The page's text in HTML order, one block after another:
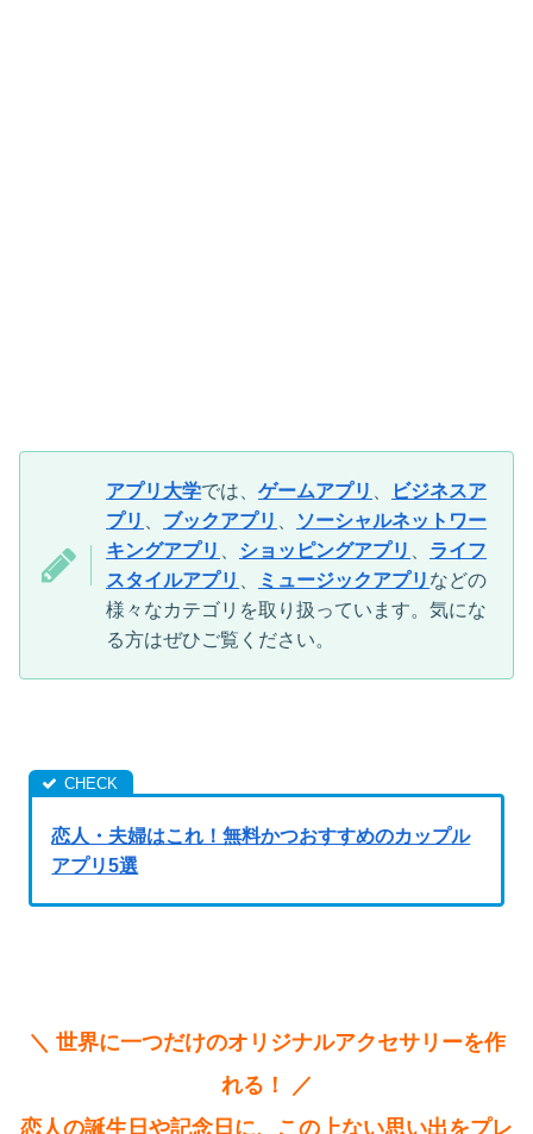
アプリ大学では、 ゲームアプリ 、
ビジネスア
プリ 、 ブックアプリ 、
ソーシャルネットワー
キングアプリ 、 ショッピングアプリ 、 ライフ
スタイルアプリ 、 ミュージックアプリ などの
様々なカテゴリを取り扱っています。気にな
る方はぜひご覧ください。
恋人・夫婦はこれ！無料かつおすすめのカップル
アプリ5選
＼ 世界に一つだけのオリジナルアクセサリーを作
れる！ ／
恋人の誕生日や記念日に、この上ない思い出をプレ